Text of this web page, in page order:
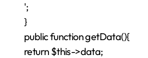
';
}
public function getData(){
return $this->data;